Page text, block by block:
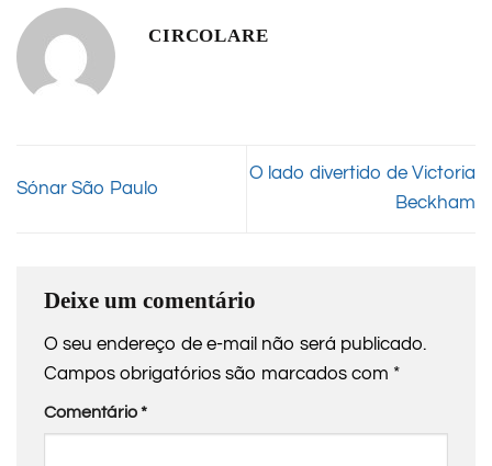
CIRCOLARE
Sónar São Paulo
O lado divertido de Victoria
Beckham
Deixe um comentário
O seu endereço de e-mail não será publicado.
Campos obrigatórios são marcados com *
Comentário*